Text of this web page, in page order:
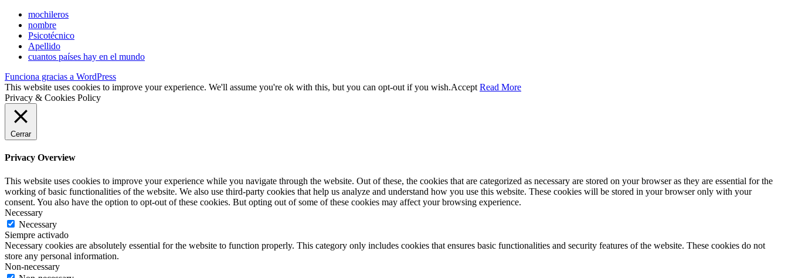
mochileros
nombre
Psicotécnico
Apellido
cuantos países hay en el mundo
Funciona gracias a WordPress
This website uses cookies to improve your experience. We'll assume you're ok with this, but you can opt-out if you wish.Accept Read More
Privacy & Cookies Policy
Cerrar
Privacy Overview
This website uses cookies to improve your experience while you navigate through the website. Out of these, the cookies that are categorized as necessary are stored on your browser as they are essential for the
working of basic functionalities of the website. We also use third-party cookies that help us analyze and understand how you use this website. These cookies will be stored in your browser only with your
consent. You also have the option to opt-out of these cookies. But opting out of some of these cookies may affect your browsing experience.
Necessary
Necessary
Siempre activado
Necessary cookies are absolutely essential for the website to function properly. This category only includes cookies that ensures basic functionalities and security features of the website. These cookies do not
store any personal information.
Non-necessary